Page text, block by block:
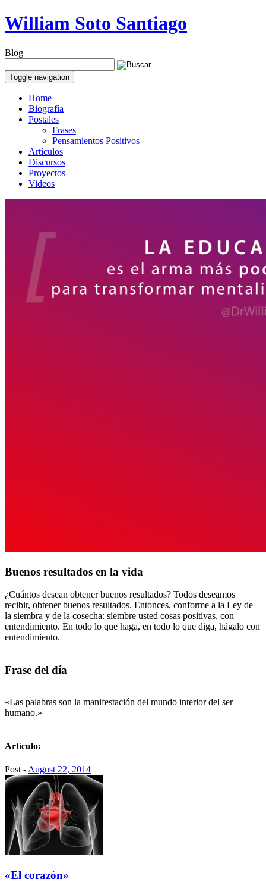
William Soto Santiago
Blog
Toggle navigation
Home
Biografía
Postales
Frases
Pensamientos Positivos
Artículos
Discursos
Proyectos
Videos
Buenos resultados en la vida
¿Cuántos desean obtener buenos resultados? Todos deseamos
recibir, obtener buenos resultados. Entonces, conforme a la Ley de
la siembra y de la cosecha: siembre usted cosas positivas, con
entendimiento. En todo lo que haga, en todo lo que diga, hágalo con
entendimiento.
Frase del día
«Las palabras son la manifestación del mundo interior del ser
humano.»
Artículo:
Post - August 22, 2014
«El corazón»